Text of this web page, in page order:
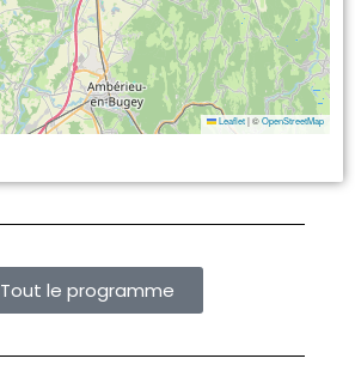
Leaflet |©OpenStreetMap
Tout le programme